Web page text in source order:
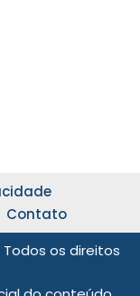
Contato
Todos os direitos